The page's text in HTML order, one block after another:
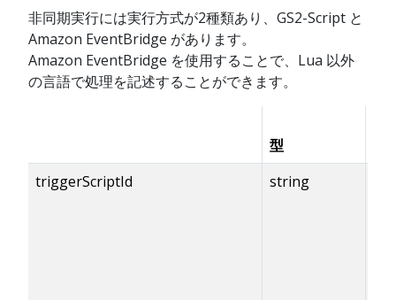
非同期実行には実行方式が2種類あり、GS2-Script と
Amazon EventBridge があります。
Amazon EventBridge を使用することで、Lua 以外
の言語で処理を記述することができます。
型
triggerScriptId
string